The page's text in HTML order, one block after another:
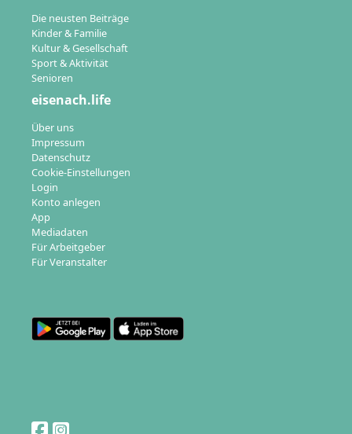
Die neusten Beiträge
Kinder & Familie
Kultur & Gesellschaft
Sport & Aktivität
Senioren
eisenach.life
Über uns
Impressum
Datenschutz
Cookie-Einstellungen
Login
Konto anlegen
App
Mediadaten
Für Arbeitgeber
Für Veranstalter